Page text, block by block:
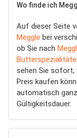
Wo finde ich
Auf dieser Seite
Meggle bei
ob Sie nach
sehen Sie sofort,
Preis kaufen
automatisch
Gültigkeitsdauer.